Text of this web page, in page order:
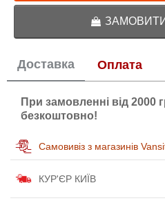
ЗАМОВИТИ
Доставка Оплата
При замовленні від 2000
безкоштовно!
Самовивіз з магазинів
КУР'ЄР КИЇВ